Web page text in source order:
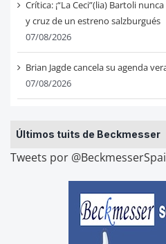
Crítica: ¡“La Ceci”(lia) Bartoli
y cruz de un estreno salzburgués
07/08/2026
Brian Jagde cancela su agenda
07/08/2026
Últimos tuits de Beckmesser
Tweets por